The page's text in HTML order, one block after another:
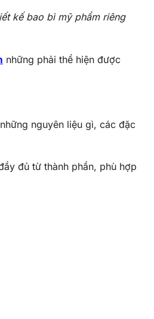
kế bao bì mỹ phẩm riêng
những phải thể hiện được
nguyên liệu gì, các đặc
đủ từ thành phần, phù hợp